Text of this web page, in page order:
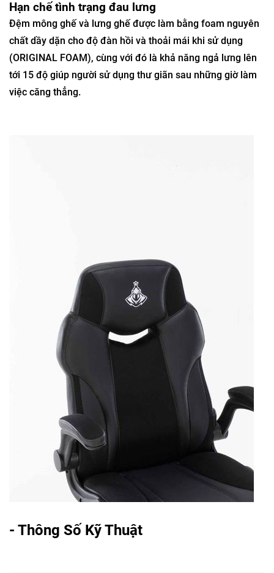
Hạn chế tình trạng đau lưng
Đệm mông ghế và lưng ghế được làm bằng foam nguyên
chất dầy dặn cho độ đàn hồi và thoải mái khi sử dụng
(ORIGINAL FOAM), cùng với đó là khả năng ngả lưng lên
tới 15 độ giúp người sử dụng thư giãn sau những giờ làm
việc căng thẳng.
- Thông Số Kỹ Thuật